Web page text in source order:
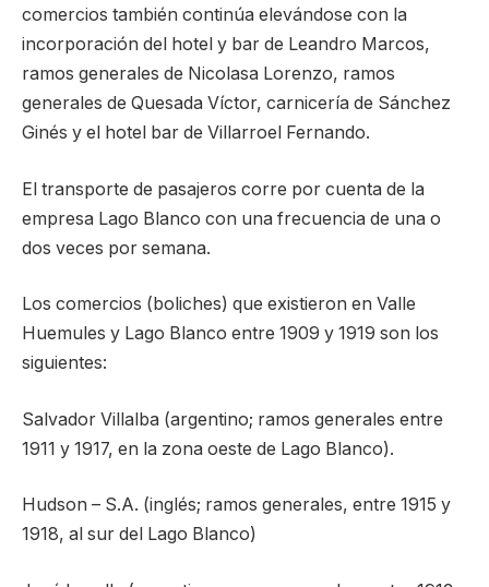
comercios también continúa elevándose con la
incorporación del hotel y bar de Leandro Marcos,
ramos generales de Nicolasa Lorenzo, ramos
generales de Quesada Víctor, carnicería de Sánchez
Ginés y el hotel bar de Villarroel Fernando.
El transporte de pasajeros corre por cuenta de la
empresa Lago Blanco con una frecuencia de una o
dos veces por semana.
Los comercios (boliches) que existieron en Valle
Huemules y Lago Blanco entre 1909 y 1919 son los
siguientes:
Salvador Villalba (argentino; ramos generales entre
1911 y 1917, en la zona oeste de Lago Blanco).
Hudson – S.A. (inglés; ramos generales, entre 1915 y
1918, al sur del Lago Blanco)